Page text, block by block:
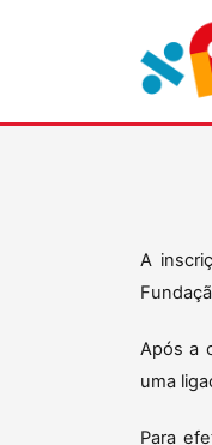
A
Após a
uma
Para